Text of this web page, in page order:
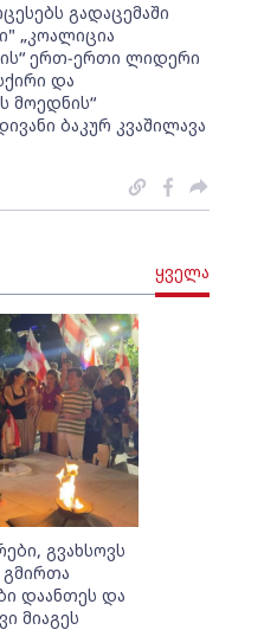
გადაცემაში
„კოალიცია
ერთ-ერთი ლიდერი
და
მოედნის“
ბაკურ კვაშილავა
ყველა
გვახსოვს
გმირთა
დაანთეს და
მიაგეს